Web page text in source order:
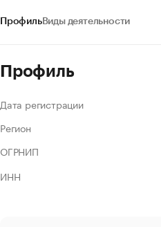
ПрофильВиды деятельности
Профиль
Дата регистрации
Регион
ОГРНИП
ИНН